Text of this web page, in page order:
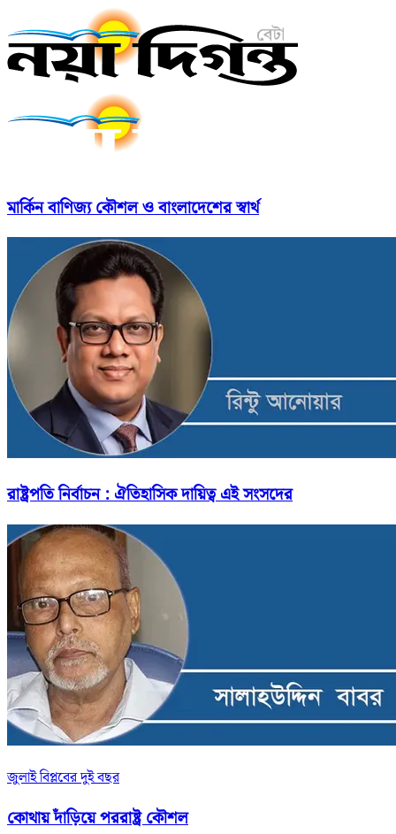
মার্কিন বাণিজ্য কৌশল ও বাংলাদেশের স্বার্থ
রাষ্ট্রপতি নির্বাচন : ঐতিহাসিক দায়িত্ব এই সংসদের
জুলাই বিপ্লবের দুই বছর
কোথায় দাঁড়িয়ে পররাষ্ট্র কৌশল